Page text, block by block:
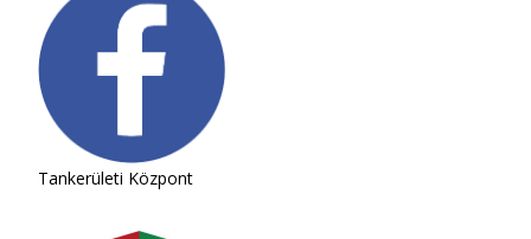
Tankerületi Központ